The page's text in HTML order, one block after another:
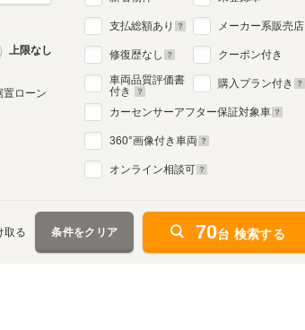
上限なし
置ローン
支払総額あり
修復歴なし
車両品質評価書
付き
メーカー系販売店
クーポン付き
購入プラン付き
カーセンサーアフター保証対象車
360°画像付き車両
オンライン相談可
取る 条件をクリア 70台 検索する